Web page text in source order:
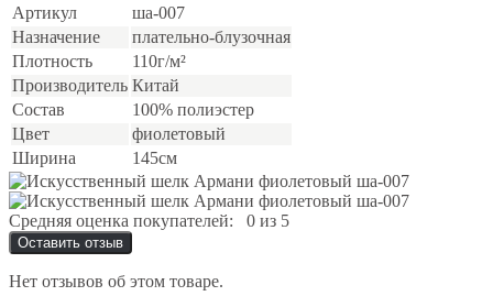
Артикул
ша-007
Назначение
плательно-блузочная
Плотность
110г/м²
Производитель Китай
Состав
100% полиэстер
Цвет
фиолетовый
Ширина
145см
Средняя оценка покупателей: 0 из 5
Оставить отзыв
Нет отзывов об этом товаре.